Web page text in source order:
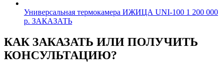
Универсальная термокамера ИЖИЦА UNI-100 1 200 000
р. ЗАКАЗАТЬ
КАК ЗАКАЗАТЬ ИЛИ ПОЛУЧИТЬ
КОНСУЛЬТАЦИЮ?